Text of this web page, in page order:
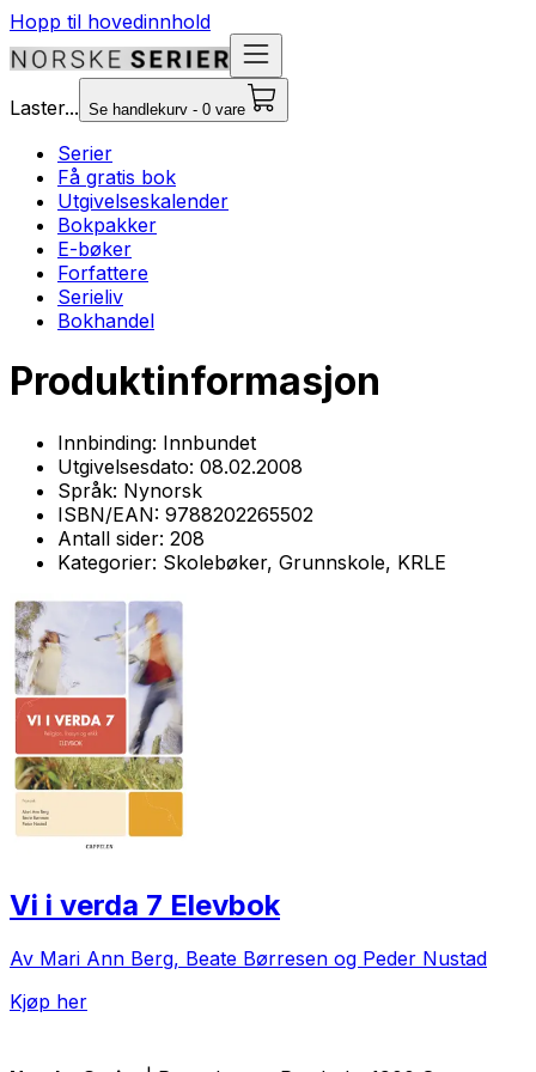
Hopp til hovedinnhold
Laster... Se handlekurv - 0 vare
Serier
Få gratis bok
Utgivelseskalender
Bokpakker
E-bøker
Forfattere
Serieliv
Bokhandel
Produktinformasjon
Innbinding: Innbundet
Utgivelsesdato: 08.02.2008
Språk: Nynorsk
ISBN/EAN: 9788202265502
Antall sider: 208
Kategorier: Skolebøker, Grunnskole, KRLE
Vi i verda 7 Elevbok
Av Mari Ann Berg, Beate Børresen og Peder Nustad
Kjøp her